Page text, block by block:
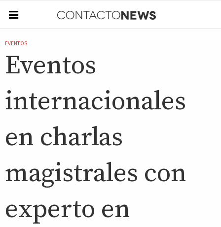
EVENTOS
Eventos
internacionales
en charlas
magistrales con
experto en